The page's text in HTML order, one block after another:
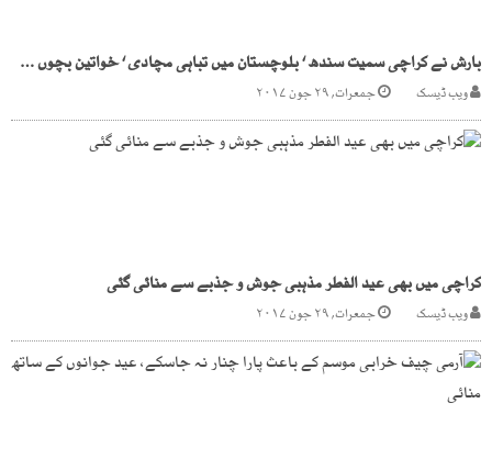
بارش نے کراچی سمیت سندھ ‘ بلوچستان میں تباہی مچادی ‘ خواتین بچوں سمیت 20ہلاک
ویب ڈیسک جمعرات, ۲۹ جون ۲۰۱۷
کراچی میں بھی عید الفطر مذہبی جوش و جذبے سے منائی گئی
ویب ڈیسک جمعرات, ۲۹ جون ۲۰۱۷